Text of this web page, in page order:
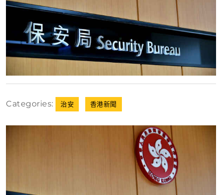
Categories: 治安 香港新聞